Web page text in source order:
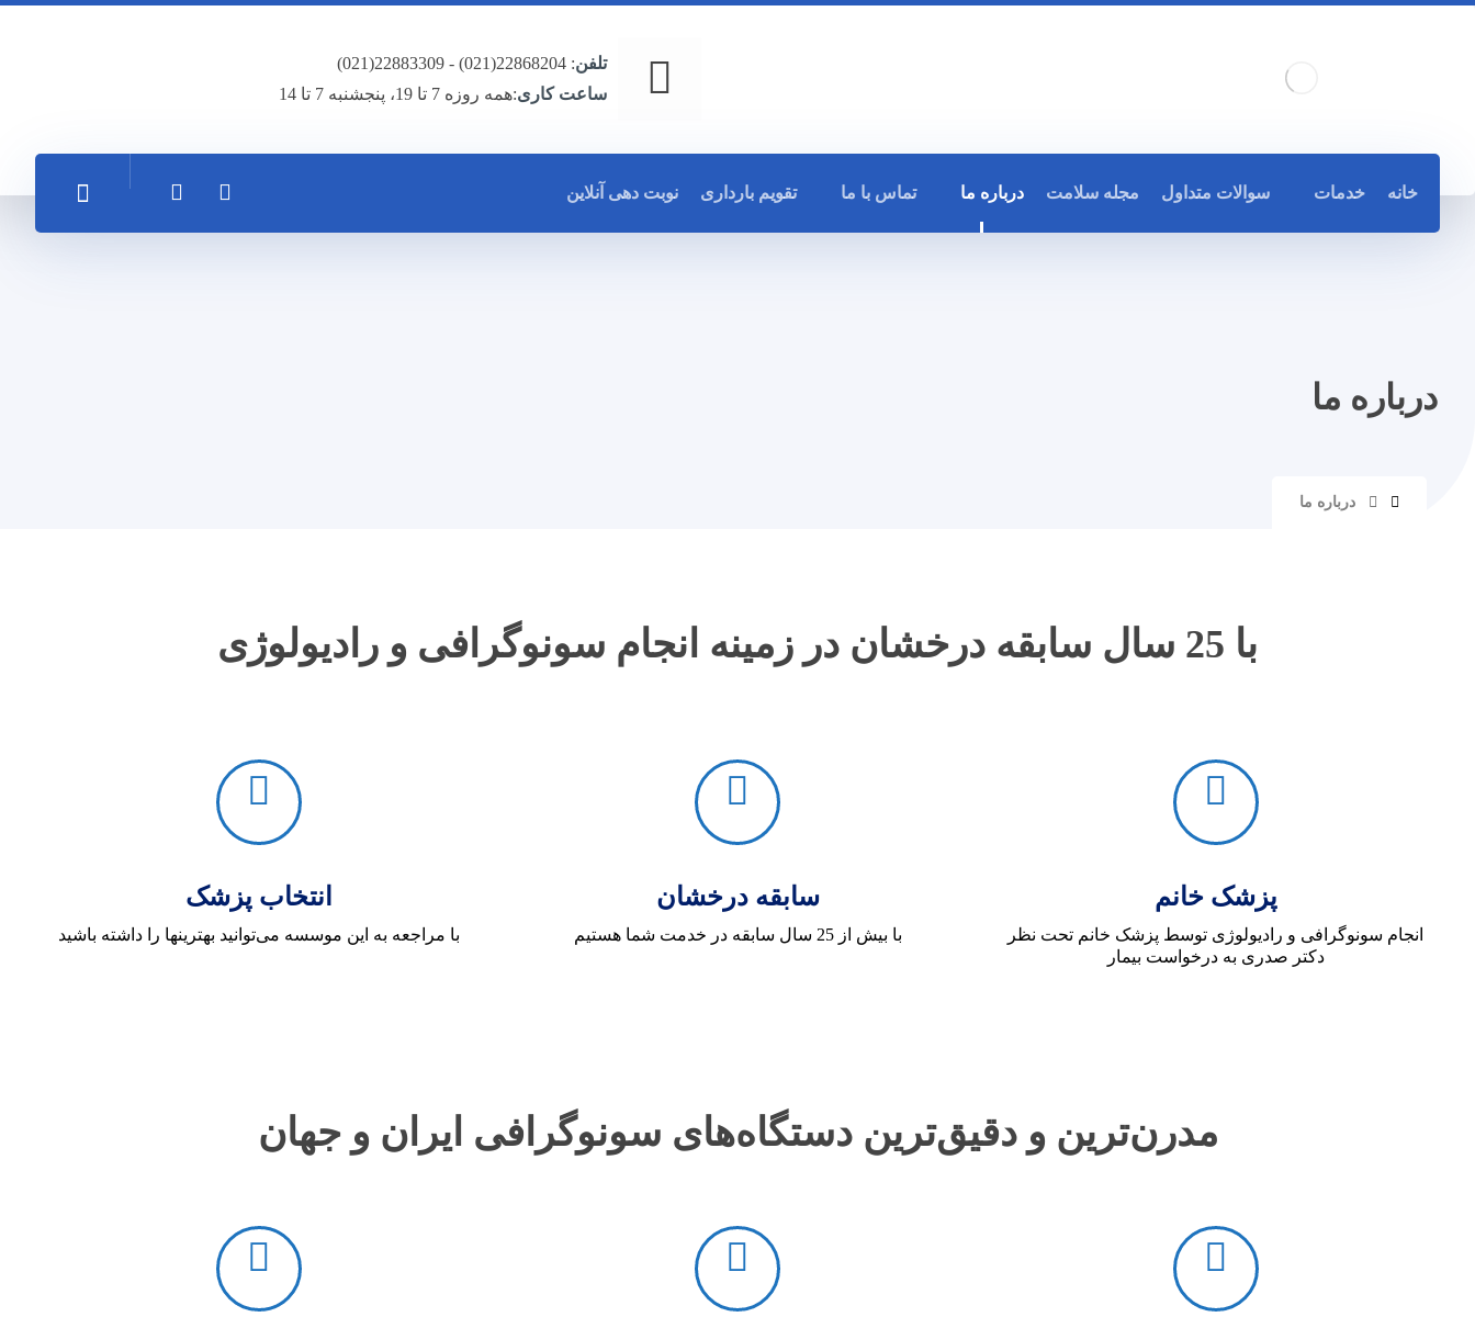
تلفن: 22868204(021) - 22883309(021)
ساعت کاری:همه روزه 7 تا 19، پنجشنبه 7 تا 14
خانه خدمات سوالات متداول مجله سلامت درباره ما تماس با ما تقویم بارداری نوبت دهی آنلاین
درباره ما
درباره ما
با 25 سال سابقه درخشان در زمینه انجام سونوگرافی و رادیولوژی
پزشک خانم
انجام سونوگرافی و رادیولوژی توسط پزشک خانم تحت نظر
دکتر صدری به درخواست بیمار
سابقه درخشان
با بیش از 25 سال سابقه در خدمت شما هستیم
انتخاب پزشک
با مراجعه به این موسسه می‌توانید بهترینها را داشته باشید
مدرن‌ترین و دقیق‌ترین دستگاه‌های سونوگرافی ایران و جهان